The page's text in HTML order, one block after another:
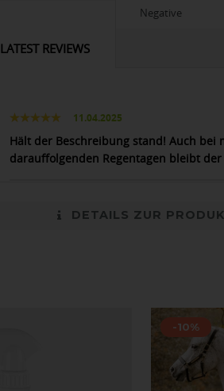
Negative
LATEST REVIEWS
11.04.2025
Hält der Beschreibung stand! Auch bei
darauffolgenden Regentagen bleibt der
DETAILS ZUR
-10%